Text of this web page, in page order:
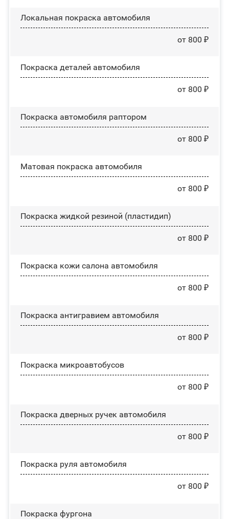
Локальная покраска автомобиля
от 800 ₽
Покраска деталей автомобиля
от 800 ₽
Покраска автомобиля раптором
от 800 ₽
Матовая покраска автомобиля
от 800 ₽
Покраска жидкой резиной (пластидип)
от 800 ₽
Покраска кожи салона автомобиля
от 800 ₽
Покраска антигравием автомобиля
от 800 ₽
Покраска микроавтобусов
от 800 ₽
Покраска дверных ручек автомобиля
от 800 ₽
Покраска руля автомобиля
от 800 ₽
Покраска фургона